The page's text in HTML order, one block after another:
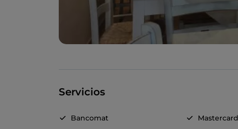
Servicios
Bancomat Mastercard